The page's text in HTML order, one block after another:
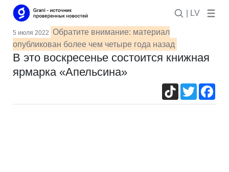
| LV
5 июля 2022 Обратите внимание: материал
опубликован более чем четыре года назад
В это воскресенье состоится книжная
ярмарка «Апельсина»
TikTokTwitter